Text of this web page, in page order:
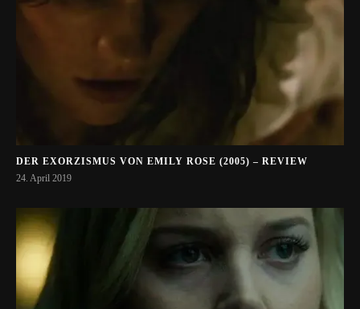
DER EXORZISMUS VON EMILY ROSE (2005) – REVIEW
24. April 2019